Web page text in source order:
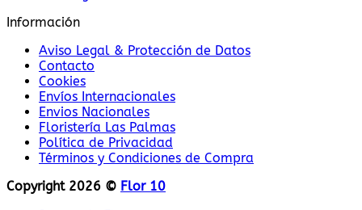
Información
Aviso Legal & Protección de Datos
Contacto
Cookies
Envíos Internacionales
Envios Nacionales
Floristería Las Palmas
Política de Privacidad
Términos y Condiciones de Compra
Copyright 2026 © Flor 10